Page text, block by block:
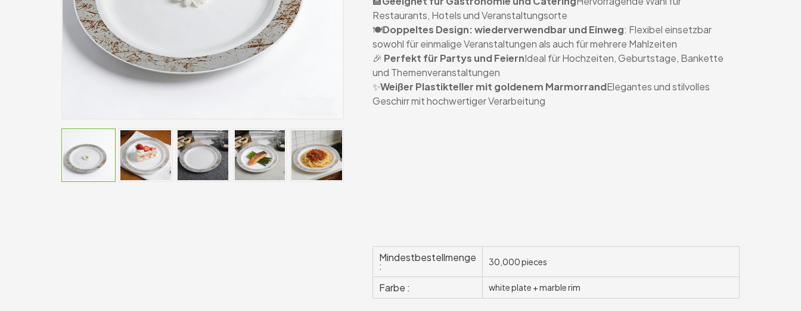
Restaurants, Hotels und Veranstaltungsorte
🍽️Doppeltes Design: wiederverwendbar und Einweg: Flexibel einsetzbar
sowohl für einmalige Veranstaltungen als auch für mehrere Mahlzeiten
🎉 Perfekt für Partys und FeiernIdeal für Hochzeiten, Geburtstage, Bankette
und Themenveranstaltungen
✨Weißer Plastikteller mit goldenem MarmorrandElegantes und stilvolles
Geschirr mit hochwertiger Verarbeitung
Mindestbestellmenge
: 30,000 pieces
Farbe : white plate + marble rim